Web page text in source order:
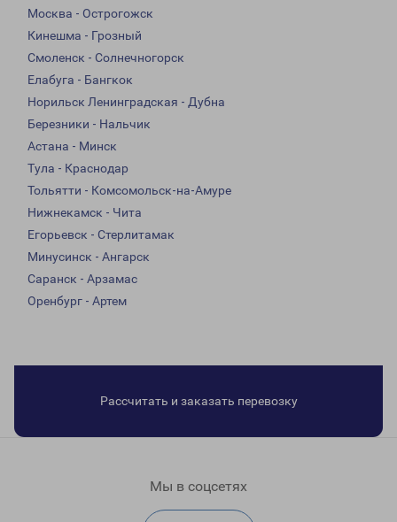
Москва - Острогожск
Кинешма - Грозный
Смоленск - Солнечногорск
Елабуга - Бангкок
Норильск Ленинградская - Дубна
Березники - Нальчик
Астана - Минск
Тула - Краснодар
Тольятти - Комсомольск-на-Амуре
Нижнекамск - Чита
Егорьевск - Стерлитамак
Минусинск - Ангарск
Саранск - Арзамас
Оренбург - Артем
Рассчитать и заказать перевозку
Мы в соцсетях